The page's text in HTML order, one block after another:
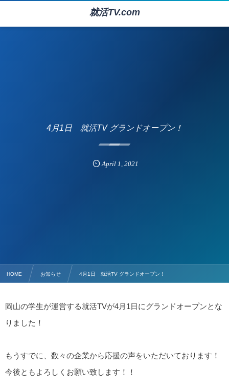
就活TV.com
4月1日 就活TV グランドオープン！
April 1 , 2021
HOME お知らせ 4月1日 就活TV グランドオープン！
岡山の学生が運営する就活TVが4月1日にグランドオープンとな
りました！
もうすでに、数々の企業から応援の声をいただいております！
今後ともよろしくお願い致します！！